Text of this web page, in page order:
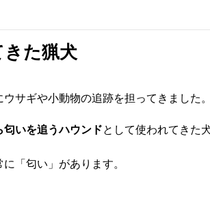
きた猟犬
サギや小動物の追跡を担ってきました
いを追うハウンドとして使われてきた
「匂い」があります。